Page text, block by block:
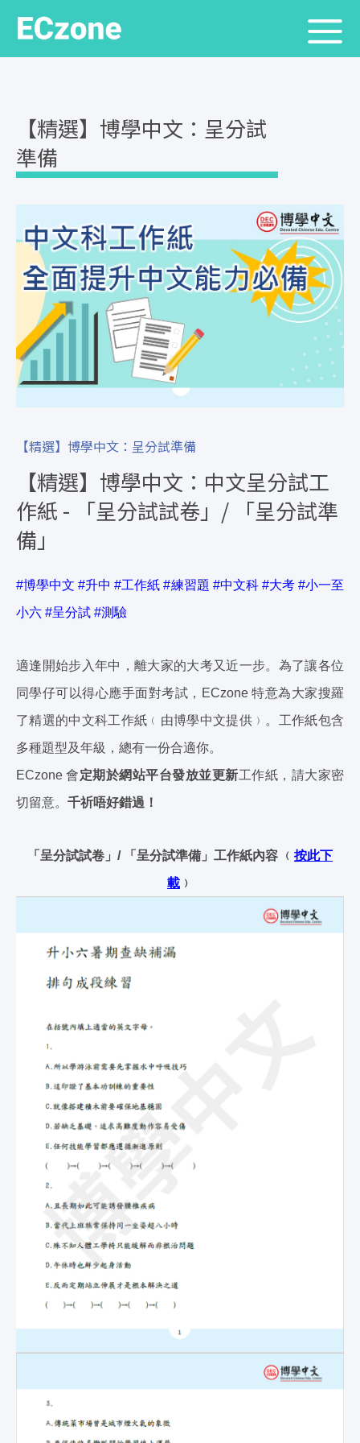
【精選】博學中文：呈分試
準備
【精選】博學中文：呈分試準備
【精選】博學中文：中文呈分試工
作紙 - 「呈分試試卷」/ 「呈分試準
備」
#博學中文 #升中 #工作紙 #練習題 #中文科 #大考 #小一至
小六 #呈分試 #測驗
適逢開始步入年中，離大家的大考又近一步。為了讓各位
同學仔可以得心應手面對考試，ECzone 特意為大家搜羅
了精選的中文科工作紙﹙由博學中文提供﹚。工作紙包含
多種題型及年級，總有一份合適你。
ECzone 會定期於網站平台發放並更新工作紙，請大家密
切留意。 千祈唔好錯過！
「呈分試試卷」/ 「呈分試準備」工作紙內容 ﹙ 按此下
載 ﹚